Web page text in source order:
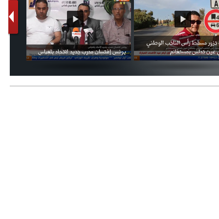
12:47
- 2021/08/15
دزيكو يُصر على راتب شهر جويلية
ويعرقل انتقاله إلى الإنتير
12:43
- 2021/08/15
ميلان في الطريق الصحيح"
السفارة السعودية في الجزائر بالعيد
للمملكة
فيديو الإعلان الرسمي عن شعار بطولة كأس
العالم FIFA قطر 2022